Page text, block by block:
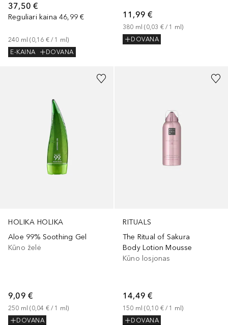
37,50 €
Reguliari kaina 46,99 €
240 ml (0,16 € / 1 ml)
E-KAINA
DOVANA
11,99 €
380 ml (0,03 € / 1 ml)
DOVANA
HOLIKA HOLIKA
Aloe 99% Soothing Gel
Kūno želė
9,09 €
250 ml (0,04 € / 1 ml)
DOVANA
RITUALS
The Ritual of Sakura
Body Lotion Mousse
Kūno losjonas
14,49 €
150 ml (0,10 € / 1 ml)
DOVANA